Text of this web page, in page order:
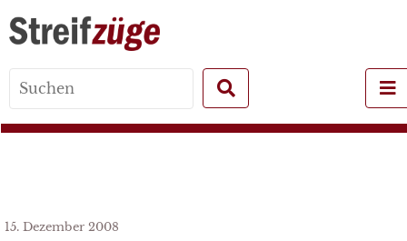
for:
15. Dezember 2008